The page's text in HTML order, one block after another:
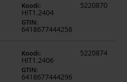
Koodi:
HIT1.2404
GTIN:
6418677444258
5220870
Koodi:
HIT1.2406
GTIN:
6418677444296
5220874